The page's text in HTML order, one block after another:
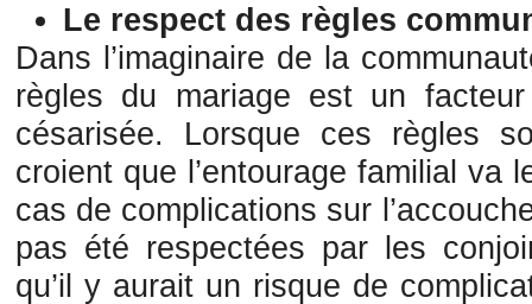
Le respect des règles
Dans l’imaginaire de la
règles du mariage est un
césarisée. Lorsque ces règles
croient que l’entourage familial va
cas de complications sur
pas été respectées par les
qu’il y aurait un risque de